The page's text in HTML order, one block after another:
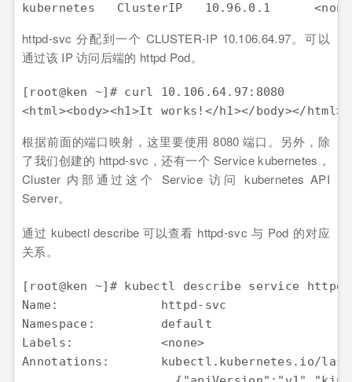
kubernetes   ClusterIP   10.96.0.1
httpd-svc 分配到一个 CLUSTER-IP 10.106.64.97。可以
通过该 IP 访问后端的 httpd Pod。
[root@ken ~]# curl 10.106.64.97:8080
<html><body><h1>It works!</h1></body></html>
根据前面的端口映射，这里要使用 8080 端口。另外，除
了我们创建的 httpd-svc，还有一个 Service kubernetes，
Cluster 内部通过这个 Service 访问 kubernetes API
Server。
通过 kubectl describe 可以查看 httpd-svc 与 Pod 的对应
关系。
[root@ken ~]# kubectl describe service httpd-
Name:              httpd-svc
Namespace:         default
Labels:            <none>
Annotations:       kubectl.kubernetes.io/